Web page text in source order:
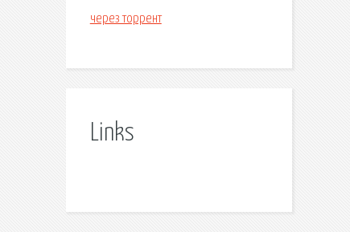
через торрент
Links